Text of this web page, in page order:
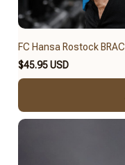
FC Hansa Rostock
$45.95 USD